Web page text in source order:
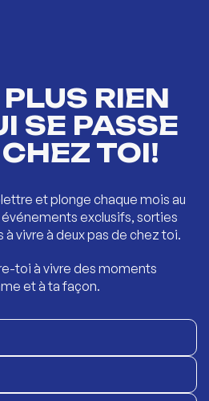
RIEN
SE PASSE
TOI!
et plonge chaque mois au
exclusifs, sorties
vivre à deux pas de chez toi.
toi à vivre des moments
et à ta façon.